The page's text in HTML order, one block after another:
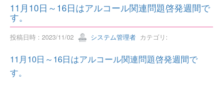
11月10日～16日はアルコール関連問題啓発週間で
す。
投稿日時 : 2023/11/02 システム管理者 カテゴリ:
11月10日～16日はアルコール関連問題啓発週間で
す。